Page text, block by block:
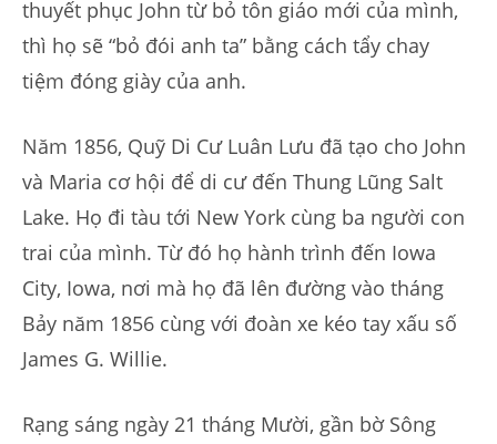
thuyết phục John từ bỏ tôn giáo mới của mình,
thì họ sẽ “bỏ đói anh ta” bằng cách tẩy chay
tiệm đóng giày của anh.
Năm 1856, Quỹ Di Cư Luân Lưu đã tạo cho John
và Maria cơ hội để di cư đến Thung Lũng Salt
Lake. Họ đi tàu tới New York cùng ba người con
trai của mình. Từ đó họ hành trình đến Iowa
City, Iowa, nơi mà họ đã lên đường vào tháng
Bảy năm 1856 cùng với đoàn xe kéo tay xấu số
James G. Willie.
Rạng sáng ngày 21 tháng Mười, gần bờ Sông